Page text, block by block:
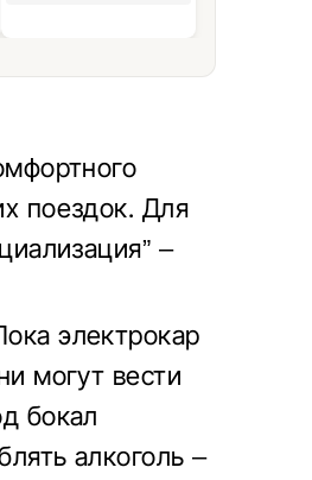
поездок. Для
–
электрокар
могут вести
бокал
алкоголь –